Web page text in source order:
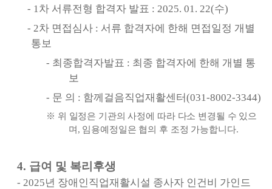
- 1 차 서류전형 합격자 발표 : 2025. 01. 22(수)
- 2차 면접심사 : 서류 합격자에 한해 면접일정 개별
통보
- 최종합격자발표 : 최종 합격자에 한해 개별 통
보
- 문 의 : 함께걸음직업재활센터(031-8002-3344)
※ 위 일정은 기관의 사정에 따라 다소 변경될 수 있으
며, 임용예정일은 협의 후 조정 가능합니다.
4. 급여 및 복리후생
- 2025년 장애인직업재활시설 종사자 인건비 가인드